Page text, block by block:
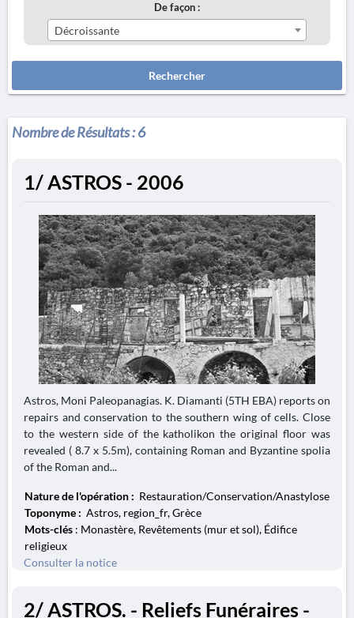
De façon :
Décroissante
Rechercher
Nombre de Résultats :6
1/ ASTROS - 2006
Astros, Moni Paleopanagias. K. Diamanti (5TH EBA) reports on
repairs and conservation to the southern wing of cells. Close
to the western side of the katholikon the original floor was
revealed ( 8.7 x 5.5m), containing Roman and Byzantine spolia
of the Roman and...
Nature de l'opération : Restauration/Conservation/Anastylose
Toponyme : Astros, region_fr, Grèce
Mots-clés : Monastère, Revêtements (mur et sol), Édifice
religieux
Consulter la notice
2/ ASTROS. - Reliefs Funéraires -